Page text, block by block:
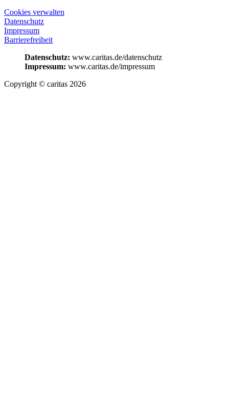
Cookies verwalten
Datenschutz
Impressum
Barrierefreiheit
Datenschutz: www.caritas.de/datenschutz
Impressum: www.caritas.de/impressum
Copyright © caritas 2026